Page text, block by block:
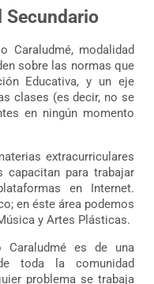
Secundario
Caraludmé, modalidad
sobre las normas que
Educativa, y un eje
clases (es decir, no se
en ningún momento
extracurriculares
para trabajar
en Internet.
en éste área podemos
y Artes Plásticas.
Caraludmé es de una
toda la comunidad
problema se trabaja